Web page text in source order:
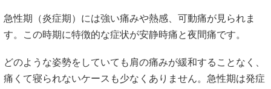
急性期（炎症期）には強い痛みや熱感、可動痛が見られま
す。この時期に特徴的な症状が安静時痛と夜間痛です。
どのような姿勢をしていても肩の痛みが緩和することなく、
痛くて寝られないケースも少なくありません。急性期は発症